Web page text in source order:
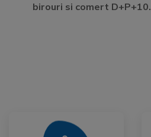
birouri si comert D+P+10.